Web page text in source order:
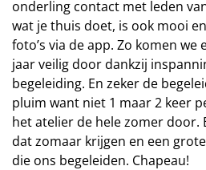
onderling contact met leden
wat je thuis doet, is ook mooi
foto’s via de app. Zo komen
jaar veilig door dankzij
begeleiding. En zeker de
pluim want niet 1 maar 2 keer
het atelier de hele zomer door.
dat zomaar krijgen en een
die ons begeleiden. Chapeau!